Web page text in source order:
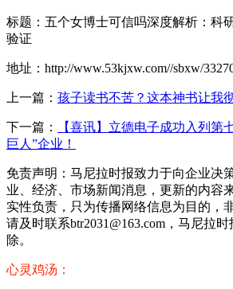
标题：五个女博士可信吗深度解析：科
验证
地址：http://www.53kjxw.com//sbxw/
上一篇： 孩子读书不苦？这本神书让我
下一篇：
【喜讯】立德电子成功入列第
巨人”企业！
免责声明：马尼拉时报致力于向企业决
业、经济、市场新闻消息，更新的内容
实性负责，只为传播网络信息为目的，
请及时联系btr2031@163.com，马尼拉
除。
心灵鸡汤：